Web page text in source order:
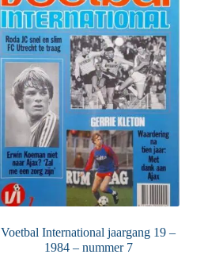
Voetbal International jaargang 19 –
1984 – nummer 7